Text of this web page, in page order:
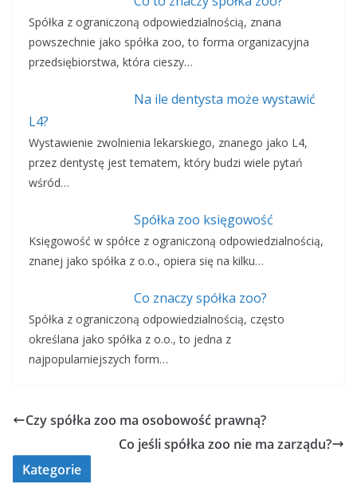
Spółka z ograniczoną odpowiedzialnością, znana
powszechnie jako spółka zoo, to forma organizacyjna
przedsiębiorstwa, która cieszy…
Na ile dentysta może wystawić
L4?
Wystawienie zwolnienia lekarskiego, znanego jako L4,
przez dentystę jest tematem, który budzi wiele pytań
wśród…
Spółka zoo księgowość
Księgowość w spółce z ograniczoną odpowiedzialnością,
znanej jako spółka z o.o., opiera się na kilku…
Co znaczy spółka zoo?
Spółka z ograniczoną odpowiedzialnością, często
określana jako spółka z o.o., to jedna z
najpopularniejszych form…
Czy spółka zoo ma osobowość prawną?
Co jeśli spółka zoo nie ma zarządu?
Kategorie